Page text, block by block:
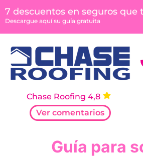
contenido
7 descuentos en seguros
Descargue aquí su guía gratuita
Chase Roofing 4,8
Ver comentarios
Guía para